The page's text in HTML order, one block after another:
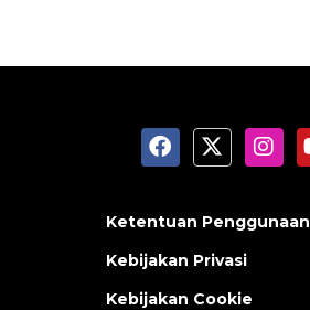
Ketentuan Penggunaan
Kebijakan Privasi
Kebijakan Cookie